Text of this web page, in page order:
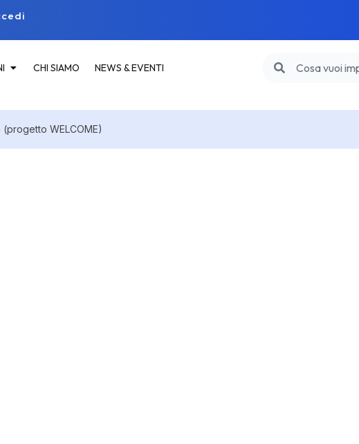
CHI SIAMO NEWS & EVENTI
WELCOME)